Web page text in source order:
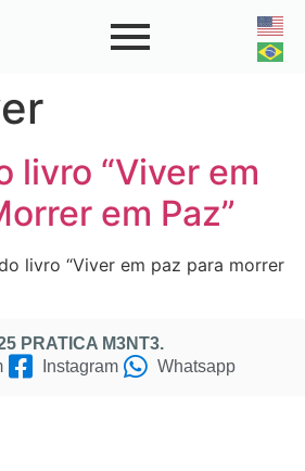
livro “Viver em
em Paz”
livro “Viver em paz para morrer
PRATICA M3NT3.
Instagram Whatsapp